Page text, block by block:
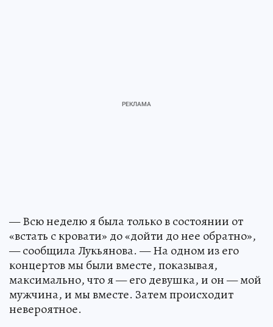
— Всю неделю я была только в состоянии от
«встать с кровати» до «дойти до нее обратно»,
— сообщила Лукьянова. — На одном из его
концертов мы были вместе, показывая,
максимально, что я — его девушка, и он — мой
мужчина, и мы вместе. Затем происходит
невероятное.